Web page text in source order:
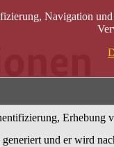
Navigation
Erhebung
und er wird